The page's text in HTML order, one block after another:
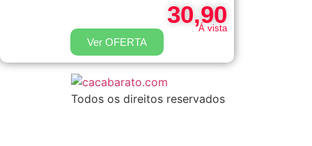
30,90
Á vista
Ver OFERTA
Todos os direitos reservados